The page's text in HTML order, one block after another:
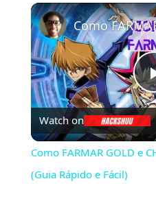
Watch on
Como FARMAR GOLD e
(Guia Rápido e Fácil)